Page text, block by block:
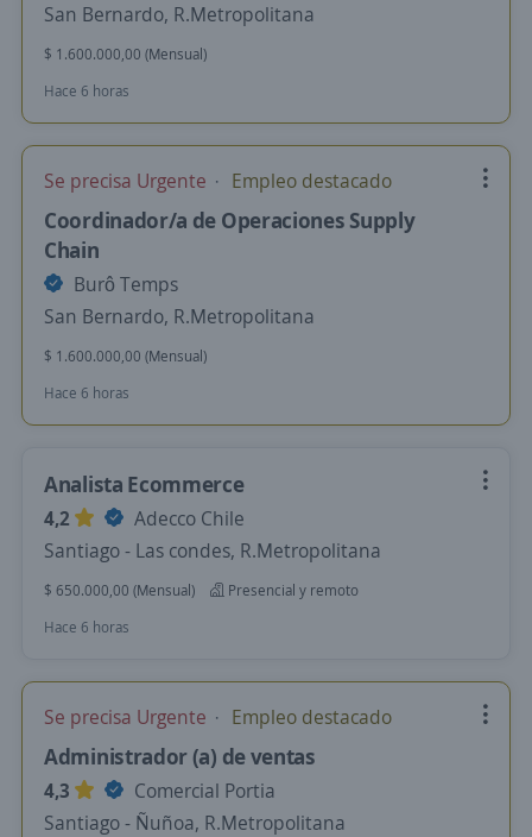
San Bernardo, R.Metropolitana
$ 1.600.000,00 (Mensual)
Hace 6 horas
Se precisa Urgente Empleo destacado
Coordinador/a de Operaciones Supply
Chain
Burô Temps
San Bernardo, R.Metropolitana
$ 1.600.000,00 (Mensual)
Hace 6 horas
Analista Ecommerce
4,2
Adecco Chile
Santiago - Las condes, R.Metropolitana
$ 650.000,00 (Mensual)
Presencial y remoto
Hace 6 horas
Se precisa Urgente Empleo destacado
Administrador (a) de ventas
4,3
Comercial Portia
Santiago - Ñuñoa, R.Metropolitana